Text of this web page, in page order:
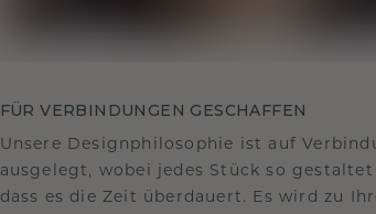
FÜR VERBINDUNGEN GESCHAFFEN
Unsere Designphilosophie ist auf
ausgelegt, wobei jedes Stück so
dass es die Zeit überdauert. Es wird zu